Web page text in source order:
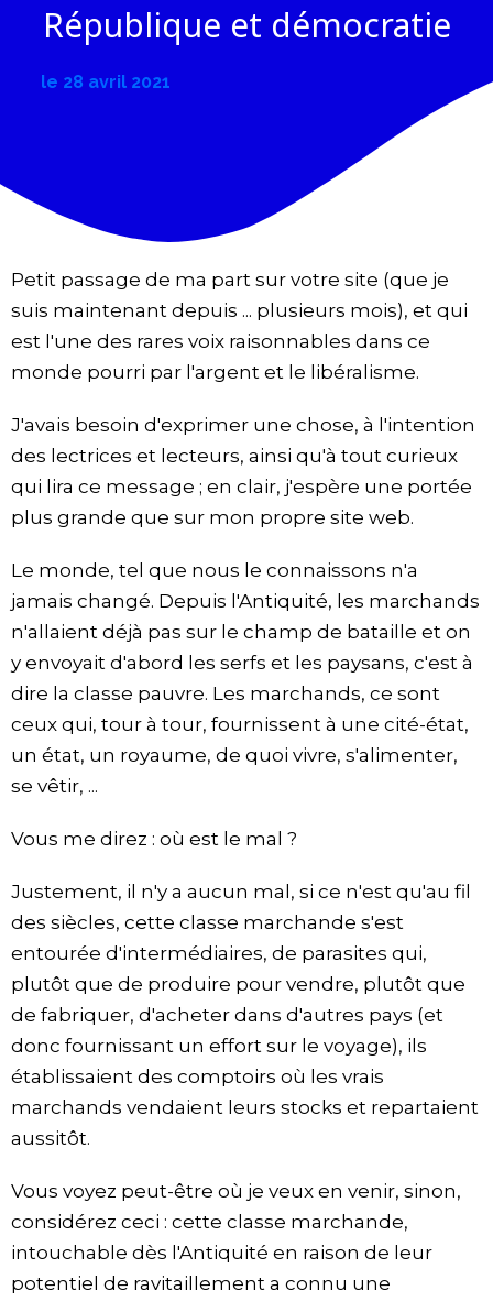
République et démocratie
le 28 avril 2021
Petit passage de ma part sur votre site (que je
suis maintenant depuis ... plusieurs mois), et qui
est l'une des rares voix raisonnables dans ce
monde pourri par l'argent et le libéralisme.
J'avais besoin d'exprimer une chose, à l'intention
des lectrices et lecteurs, ainsi qu'à tout curieux
qui lira ce message ; en clair, j'espère une portée
plus grande que sur mon propre site web.
Le monde, tel que nous le connaissons n'a
jamais changé. Depuis l'Antiquité, les marchands
n'allaient déjà pas sur le champ de bataille et on
y envoyait d'abord les serfs et les paysans, c'est à
dire la classe pauvre. Les marchands, ce sont
ceux qui, tour à tour, fournissent à une cité-état,
un état, un royaume, de quoi vivre, s'alimenter,
se vêtir, ...
Vous me direz : où est le mal ?
Justement, il n'y a aucun mal, si ce n'est qu'au fil
des siècles, cette classe marchande s'est
entourée d'intermédiaires, de parasites qui,
plutôt que de produire pour vendre, plutôt que
de fabriquer, d'acheter dans d'autres pays (et
donc fournissant un effort sur le voyage), ils
établissaient des comptoirs où les vrais
marchands vendaient leurs stocks et repartaient
aussitôt.
Vous voyez peut-être où je veux en venir, sinon,
considérez ceci : cette classe marchande,
intouchable dès l'Antiquité en raison de leur
potentiel de ravitaillement a connu une